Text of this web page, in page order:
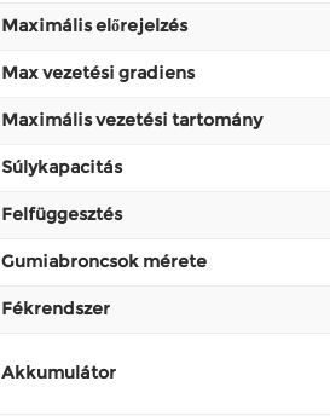
Maximális előrejelzés
Max vezetési gradiens
Maximális vezetési tartomány
Súlykapacitás
Felfüggesztés
Gumiabroncsok mérete
Fékrendszer
Akkumulátor